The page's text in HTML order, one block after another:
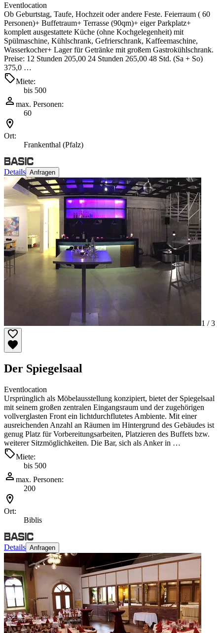
Eventlocation
Ob Geburtstag, Taufe, Hochzeit oder andere Feste. Feierraum ( 60
Personen)+ Buffetraum+ Terrasse (90qm)+ eiger Parkplatz+
komplett ausgestattete Küche (ohne Kochgelegenheit) mit
Spülmaschine, Kühlschrank, Gefrierschrank, Kaffeemaschine,
Wasserkocher+ Lager für Getränke mit großem Gastrokühlschrank.
Preise: 12 Stunden 205,00 24 Stunden 265,00 48 Std. (Sa + So)
375,0 …
Miete:
bis 500
max. Personen:
60
Ort:
Frankenthal (Pfalz)
Details Anfragen
1 /3
Der Spiegelsaal
Eventlocation
Ursprünglich als Möbelausstellung konzipiert, bietet der Spiegelsaal
mit seinem großen zentralen Eingangsraum und der zugehörigen
vollverglasten Front ein lichtdurchflutetes Ambiente. Mit einer
ausreichenden Anzahl an Räumen im Hintergrund des Gebäudes ist
genug Platz für Vorbereitungsarbeiten, Platzieren des Buffets bzw.
weiterer Sitzmöglichkeiten. Die Bar, sich als Anker in …
Miete:
bis 500
max. Personen:
200
Ort:
Biblis
Details Anfragen